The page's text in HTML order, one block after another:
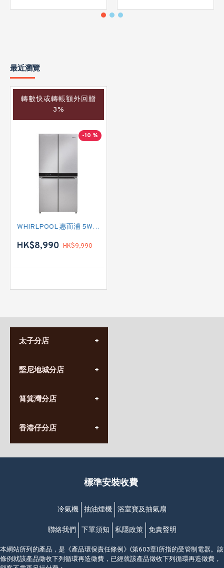
最近瀏覽
轉數快或轉帳額外回贈
3%
-10 %
WHIRLPOOL 惠而浦 5WQ24NIJAS 四門雪櫃
HK$8,990 HK$9,990
太子分店
營業時間:
九龍太子太子道西141號
堅尼地城分店
營業時間:
香港堅尼地城卑路乍街
(堅尼地城地鐵站B出口)
筲箕灣分店
營業時間:
(10:00am-20:30pm)
香港仔分店
營業時間:
香港香港仔成都道20-28號
(黃竹坑地鐵站轉4M專線小巴)
標準安裝收費
冷氣機 抽油煙機 浴室寶及抽氣扇
聯絡我們 下單須知 私隱政策 免責聲明
本網站所列的產品，是《產品環保責任條例》(第603章)所指的受管制電器。該
條例就該產品徵收下列循環再造徵費，已經就該產品徵收下列循環再造徵費，